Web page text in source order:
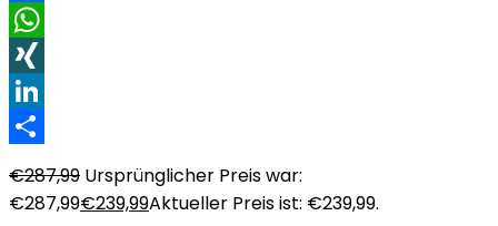
Facebook
WhatsApp
XING
LinkedIn
€287,99 Ursprünglicher Preis war:
€287,99€239,99Aktueller Preis ist: €239,99.